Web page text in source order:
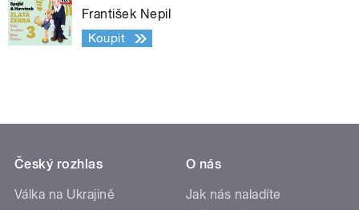
František Nepil
Koupit
Český rozhlas
Válka na Ukrajině
O nás
Jak nás naladíte